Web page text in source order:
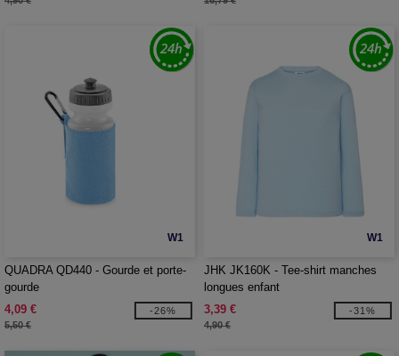
W1
QUADRA QD440 - Gourde et porte-
gourde
4,09 €
5,50 €
-26%
W1
JHK JK160K - Tee-shirt manches
longues enfant
3,39 €
4,90 €
-31%